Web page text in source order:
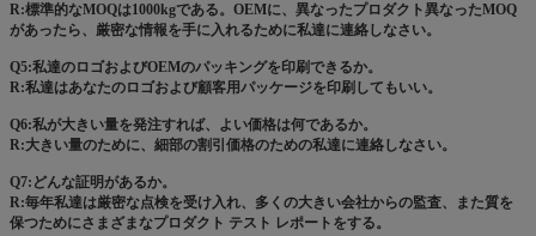
R:標準的なMOQは1000kgである。OEMに、異なったプロダクト異なったMOQ
があったら、厳密な情報を手に入れるために私達に連絡しなさい。
Q5:私達のロゴおよびOEMのパッキングを印刷できるか。
R:私達はあなたのロゴおよび顧客用パッケージを印刷してもいい。
Q6:私が大きい量を発注すれば、よい価格は何であるか。
R:大きい量のために、細部の割引価格のための私達に連絡しなさい。
Q7:どんな証明があるか。
R:毎年私達は厳密な点検を受け入れ、多くの大きい会社からの監査、また質を
保つためにさまざまなプロダクト テスト レポートをする。